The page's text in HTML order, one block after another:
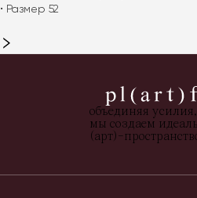
• Размер 52
объединяя усилия,
мы создаем
(арт)-